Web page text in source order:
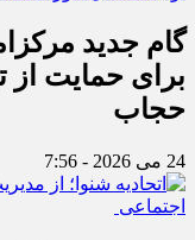
گام جدید
برای حمایت از
حجاب
24 می 2026 - 7:56